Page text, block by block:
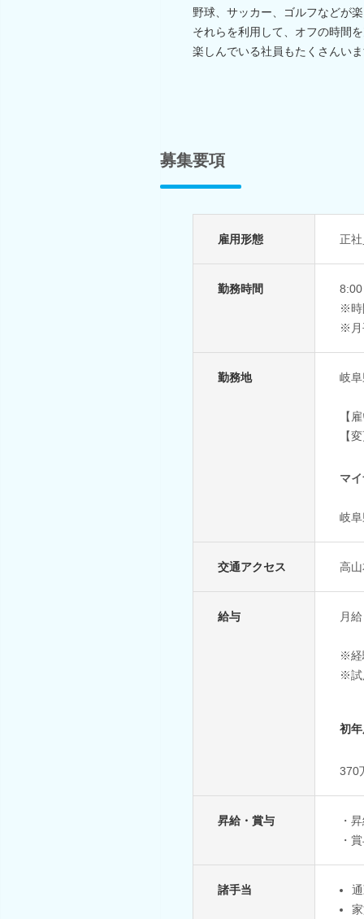
野球、サッカー、ゴルフなどが
それらを利用して、オフの時間
楽しんでいる社員もたくさんい
募集要項
雇用形態 正
勤務時間
※時
※月
勤務地 岐
【
【
マ
岐
交通アクセス 高
給与 月
※経
※試
初
370
昇給・賞与
・
・
諸手当